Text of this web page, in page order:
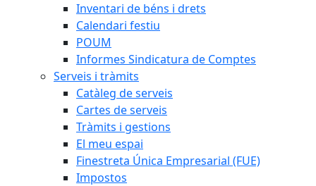
Inventari de béns i drets
Calendari festiu
POUM
Informes Sindicatura de Comptes
Serveis i tràmits
Catàleg de serveis
Cartes de serveis
Tràmits i gestions
El meu espai
Finestreta Única Empresarial (FUE)
Impostos